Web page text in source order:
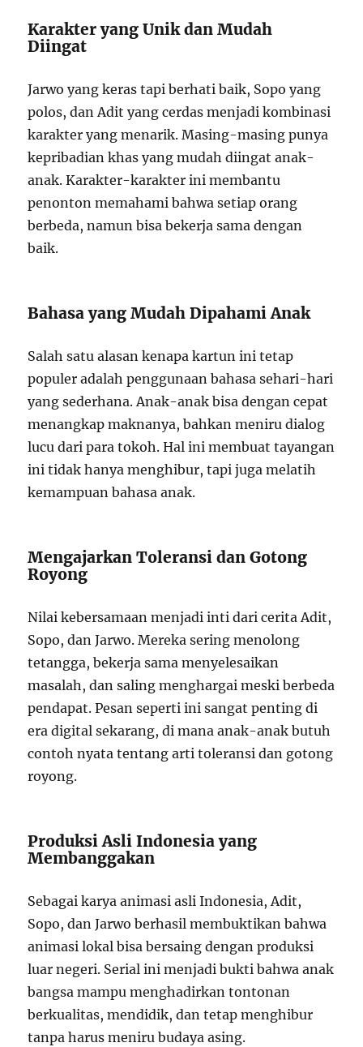
Karakter yang Unik dan Mudah
Diingat
Jarwo yang keras tapi berhati baik, Sopo yang
polos, dan Adit yang cerdas menjadi kombinasi
karakter yang menarik. Masing-masing punya
kepribadian khas yang mudah diingat anak-
anak. Karakter-karakter ini membantu
penonton memahami bahwa setiap orang
berbeda, namun bisa bekerja sama dengan
baik.
Bahasa yang Mudah Dipahami Anak
Salah satu alasan kenapa kartun ini tetap
populer adalah penggunaan bahasa sehari-hari
yang sederhana. Anak-anak bisa dengan cepat
menangkap maknanya, bahkan meniru dialog
lucu dari para tokoh. Hal ini membuat tayangan
ini tidak hanya menghibur, tapi juga melatih
kemampuan bahasa anak.
Mengajarkan Toleransi dan Gotong
Royong
Nilai kebersamaan menjadi inti dari cerita Adit,
Sopo, dan Jarwo. Mereka sering menolong
tetangga, bekerja sama menyelesaikan
masalah, dan saling menghargai meski berbeda
pendapat. Pesan seperti ini sangat penting di
era digital sekarang, di mana anak-anak butuh
contoh nyata tentang arti toleransi dan gotong
royong.
Produksi Asli Indonesia yang
Membanggakan
Sebagai karya animasi asli Indonesia, Adit,
Sopo, dan Jarwo berhasil membuktikan bahwa
animasi lokal bisa bersaing dengan produksi
luar negeri. Serial ini menjadi bukti bahwa anak
bangsa mampu menghadirkan tontonan
berkualitas, mendidik, dan tetap menghibur
tanpa harus meniru budaya asing.